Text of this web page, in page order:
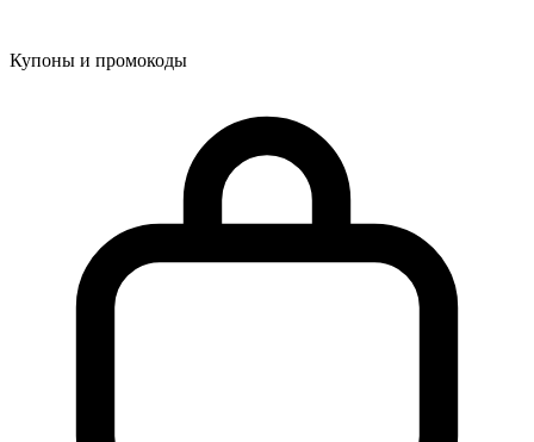
Купоны и промокоды